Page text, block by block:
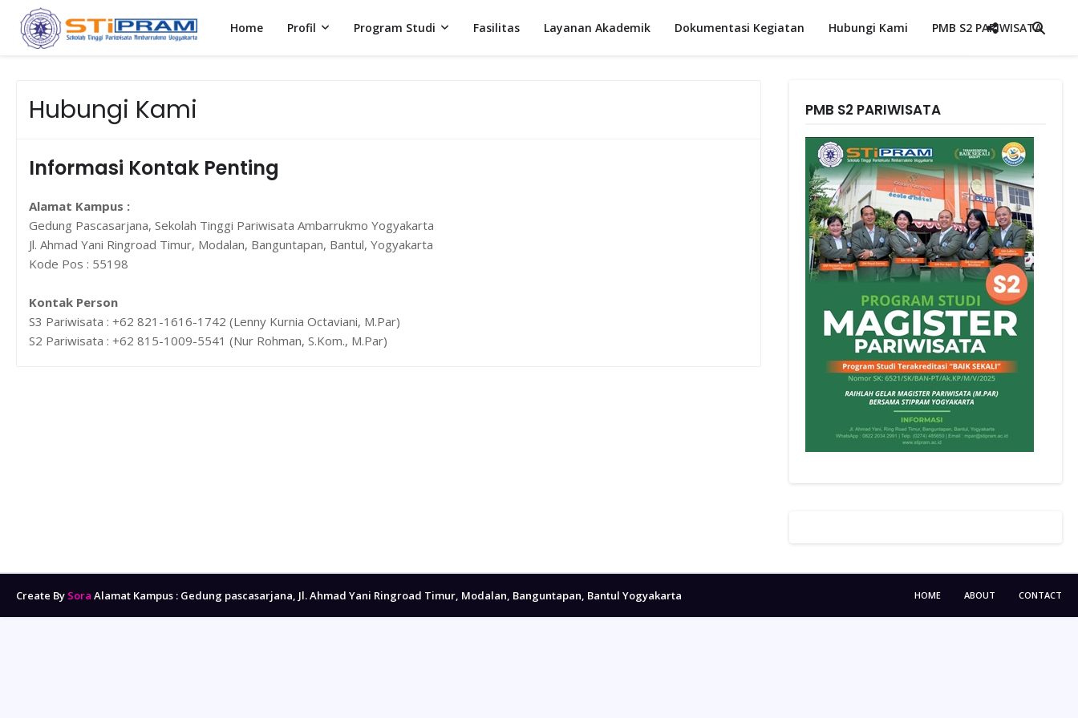
Home Profil Program Studi Fasilitas Layanan Akademik Dokumentasi Kegiatan Hubungi Kami PMB S2 PARIWISATA
Hubungi Kami
Informasi Kontak Penting
Alamat Kampus :
Gedung Pascasarjana, Sekolah Tinggi Pariwisata Ambarrukmo Yogyakarta
Jl. Ahmad Yani Ringroad Timur, Modalan, Banguntapan, Bantul, Yogyakarta
Kode Pos : 55198
Kontak Person
S3 Pariwisata : +62 821-1616-1742 (Lenny Kurnia Octaviani, M.Par)
S2 Pariwisata : +62 815-1009-5541 (Nur Rohman, S.Kom., M.Par)
PMB S2 PARIWISATA
HOME ABOUT CONTACT
Create By Sora Alamat Kampus : Gedung pascasarjana, Jl. Ahmad Yani Ringroad Timur, Modalan, Banguntapan, Bantul Yogyakarta